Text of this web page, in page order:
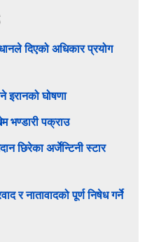
दिएको अधिकार प्रयोग
इरानको घोषणा
भण्डारी पक्राउ
छिरेका अर्जेन्टिनी स्टार
र नातावादको पूर्ण निषेध गर्ने